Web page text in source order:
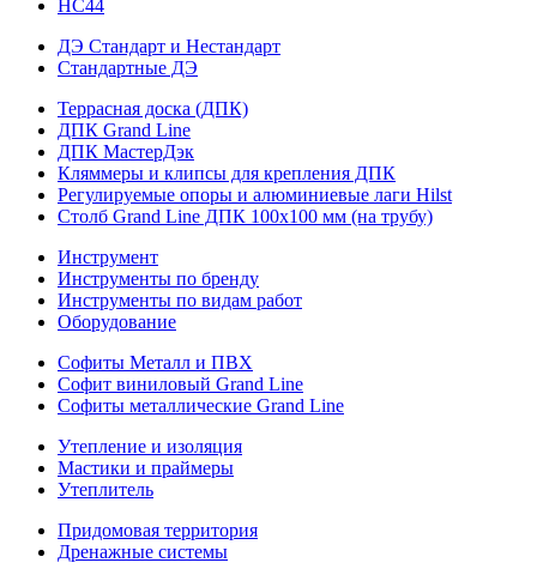
НС44
ДЭ Стандарт и Нестандарт
Стандартные ДЭ
Террасная доска (ДПК)
ДПК Grand Line
ДПК МастерДэк
Кляммеры и клипсы для крепления ДПК
Регулируемые опоры и алюминиевые лаги Hilst
Столб Grand Line ДПК 100х100 мм (на трубу)
Инструмент
Инструменты по бренду
Инструменты по видам работ
Оборудование
Софиты Металл и ПВХ
Софит виниловый Grand Line
Софиты металлические Grand Line
Утепление и изоляция
Мастики и праймеры
Утеплитель
Придомовая территория
Дренажные системы